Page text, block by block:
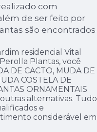
com
de ser feito por
são encontrados
residencial Vital
Plantas, você
DE CACTO, MUDA DE
COSTELA DE
ORNAMENTAIS
alternativas. Tudo
e
considerável em